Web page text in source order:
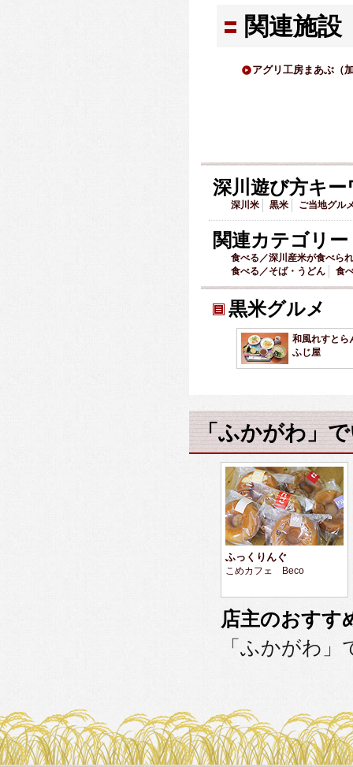
関連施設
アグリ工房まあぶ（
深川遊び方キー
深川米 黒米 ご当地グル
関連カテゴリー
食べる／深川産米が食べら
食べる／そば・うどん
食
黒米グルメ
和風れすとら
ふじ屋
「ふかがわ」
ふっくりんぐ
こめカフェ Beco
店主のおすす
「ふかがわ